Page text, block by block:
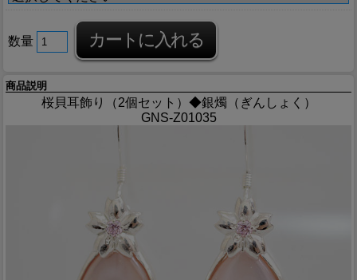
数量
商品説明
桜貝耳飾り（2個セット）◆銀燭（ぎんしょく）
GNS-Z01035